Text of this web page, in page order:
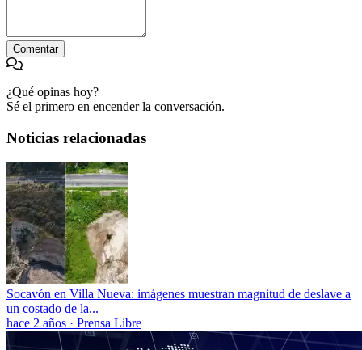
Comentar
¿Qué opinas hoy?
Sé el primero en encender la conversación.
Noticias relacionadas
Socavón en Villa Nueva: imágenes muestran magnitud de deslave a
un costado de la...
hace 2 años · Prensa Libre